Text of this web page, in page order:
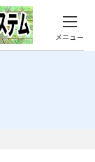
メニュー